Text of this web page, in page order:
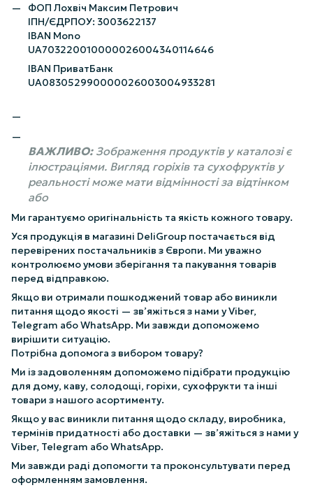
ФОП Лохвіч Максим Петрович
ІПН/ЄДРПОУ: 3003622137
IBAN Mono
UA703220010000026004340114646
IBAN ПриватБанк
UA083052990000026003004933281
ВАЖЛИВО:Зображення продуктів у каталозі є
ілюстраціями. Вигляд горіхів та сухофруктів у
реальності може мати відмінності за відтінком
або
Ми гарантуємо оригінальність та якість кожного товару.
Уся продукція в магазині DeliGroup постачається від
перевірених постачальників з Європи. Ми уважно
контролюємо умови зберігання та пакування товарів
перед відправкою.
Якщо ви отримали пошкоджений товар або виникли
питання щодо якості — зв’яжіться з нами у Viber,
Telegram або WhatsApp. Ми завжди допоможемо
вирішити ситуацію.
Потрібна допомога з вибором товару?
Ми із задоволенням допоможемо підібрати продукцію
для дому, каву, солодощі, горіхи, сухофрукти та інші
товари з нашого асортименту.
Якщо у вас виникли питання щодо складу, виробника,
термінів придатності або доставки — зв’яжіться з нами у
Viber, Telegram або WhatsApp.
Ми завжди раді допомогти та проконсультувати перед
оформленням замовлення.